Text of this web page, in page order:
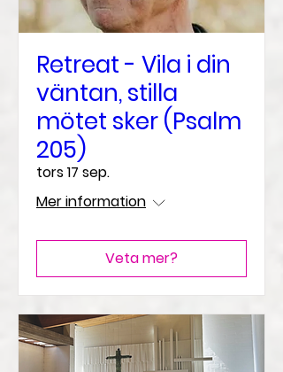
Retreat - Vila i din
väntan, stilla
mötet sker (Psalm
205)
tors 17 sep.
Mer information
Veta mer?